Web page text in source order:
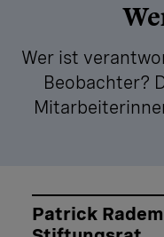
Wer ist
Beobachter?
Patrick